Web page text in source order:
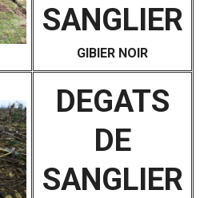
SANGLIER
GIBIER NOIR
DEGATS
DE
SANGLIER